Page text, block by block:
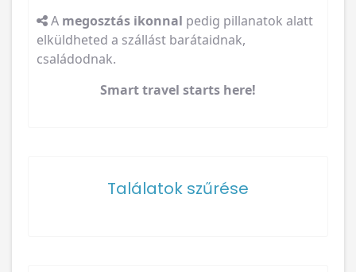
A megosztás ikonnal pedig pillanatok alatt
elküldheted a szállást barátaidnak,
családodnak.
Smart travel starts here!
Találatok szűrése